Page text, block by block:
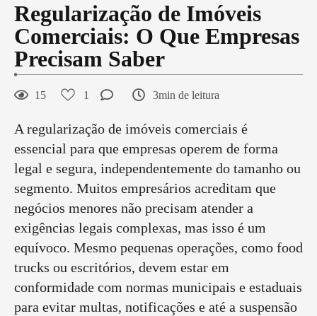
Regularização de Imóveis
Comerciais: O Que Empresas
Precisam Saber
15 1 3min de leitura
A regularização de imóveis comerciais é
essencial para que empresas operem de forma
legal e segura, independentemente do tamanho ou
segmento. Muitos empresários acreditam que
negócios menores não precisam atender a
exigências legais complexas, mas isso é um
equívoco. Mesmo pequenas operações, como food
trucks ou escritórios, devem estar em
conformidade com normas municipais e estaduais
para evitar multas, notificações e até a suspensão